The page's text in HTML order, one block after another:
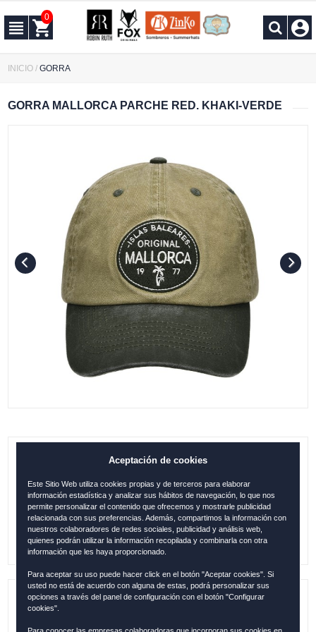
0
INICIO /GORRA
GORRA MALLORCA PARCHE RED. KHAKI-VERDE
GORRA MALLORCA PARCHE RED.
KHAKI-VERDE
0.00€
Referencia:
Aceptación de cookies
Este Sitio Web utiliza cookies propias y de terceros para elaborar
información estadística y analizar sus hábitos de navegación, lo que nos
permite personalizar el contenido que ofrecemos y mostrarle publicidad
relacionada con sus preferencias. Además, compartimos la información con
nuestros colaboradores de redes sociales, publicidad y análisis web,
quienes podrán utilizar la información recopilada y combinarla con otra
información que les haya proporcionado.
Para aceptar su uso puede hacer click en el botón "Aceptar cookies". Si
usted no está de acuerdo con alguna de estas, podrá personalizar sus
opciones a través del panel de configuración con el botón "Configurar
cookies".